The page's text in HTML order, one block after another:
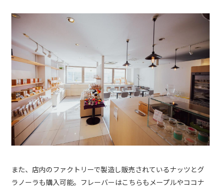
また、店内のファクトリーで製造し販売されているナッツとグ
ラノーラも購入可能。フレーバーはこちらもメープルやココナ